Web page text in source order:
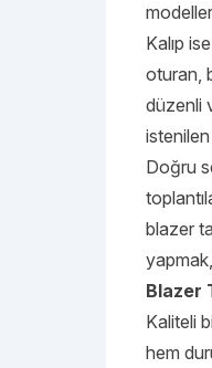
Kalıp
oturan,
düzenli
Doğru
blazer
Blazer
Kaliteli
hem